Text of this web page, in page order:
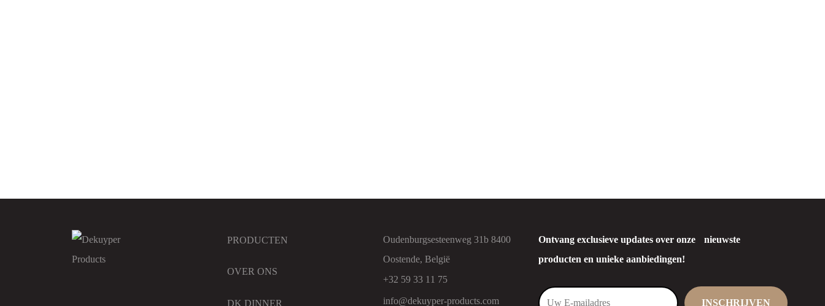
Ontvang exclusieve updates over onze nieuwste
producten en unieke aanbiedingen!
PRODUCTEN
OVER ONS
DK DINNER
Oudenburgsesteenweg 31b 8400
Oostende, België
+32 59 33 11 75
info@dekuyper-products.com